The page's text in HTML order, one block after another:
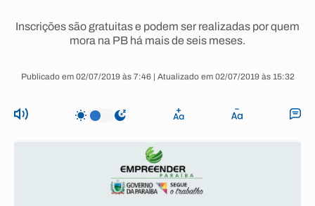
Inscrições são gratuitas e podem ser realizadas por quem
mora na PB há mais de seis meses.
Publicado em 02/07/2019 às 7:46 | Atualizado em 02/07/2019 às 15:32